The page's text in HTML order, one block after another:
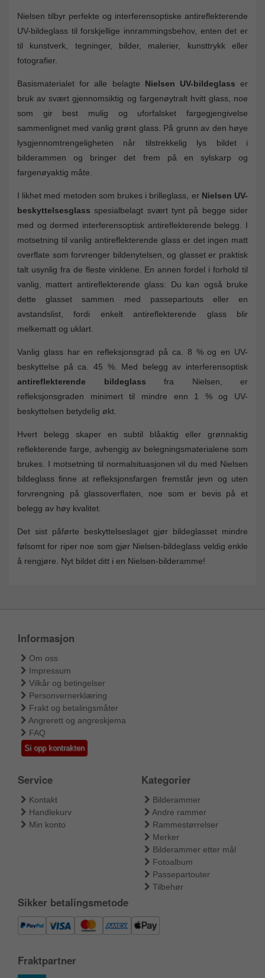
Nielsen tilbyr perfekte og interferensoptiske antireflekterende
UV-bildeglass til forskjellige innrammingsbehov, enten det er
til kunstverk, tegninger, bilder, malerier, kunsttrykk eller
fotografier.
Basismaterialet for alle belagte Nielsen UV-bildeglass er
bruk av svært gjennomsiktig og fargenøytralt hvitt glass, noe
som gir best mulig og uforfalsket fargegjengivelse
sammenlignet med vanlig grønt glass. På grunn av den høye
lysgjennomtrengeligheten når tilstrekkelig lys bildet i
bilderammen og bringer det frem på en sylskarp og
fargenøyaktig måte.
I likhet med metoden som brukes i brilleglass, er Nielsen UV-
beskyttelsesglass spesialbelagt svært tynt på begge sider
med og dermed interferensoptisk antireflekterende belegg. I
motsetning til vanlig antireflekterende glass er det ingen matt
overflate som forvrenger bildenytelsen, og glasset er praktisk
talt usynlig fra de fleste vinklene. En annen fordel i forhold til
vanlig, mattert antireflekterende glass: Du kan også bruke
dette glasset sammen med passepartouts eller en
avstandslist, fordi enkelt antireflekterende glass blir
melkematt og uklart.
Vanlig glass har en refleksjonsgrad på ca. 8 % og en UV-
beskyttelse på ca. 45 %. Med belegg av interferensoptisk
antireflekterende bildeglass fra Nielsen, er
refleksjonsgraden minimert til mindre enn 1 % og UV-
beskyttelsen betydelig økt.
Hvert belegg skaper en subtil blåaktig eller grønnaktig
reflekterende farge, avhengig av belegningsmaterialene som
brukes. I motsetning til normalsituasjonen vil du med Nielsen
bildeglass finne at refleksjonsfargen fremstår jevn og uten
forvrengning på glassoverflaten, noe som er bevis på et
belegg av høy kvalitet.
Det sist påførte beskyttelseslaget gjør bildeglasset mindre
følsomt for riper noe som gjør Nielsen-bildeglass veldig enkle
å rengjøre. Nyt bildet ditt i en Nielsen-bilderamme!
Informasjon
Om oss
Impressum
Vilkår og betingelser
Personvernerklæring
Frakt og betalingsmåter
Angrerett og angreskjema
FAQ
Si opp kontrakten
Service
Kontakt
Handlekurv
Min konto
Kategorier
Bilderammer
Andre rammer
Rammestørrelser
Merker
Bilderammer etter mål
Fotoalbum
Passepartouter
Tilbehør
Sikker betalingsmetode
Fraktpartner